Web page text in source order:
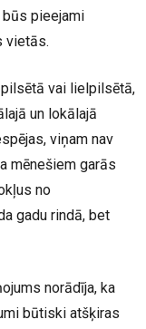
pieejami
vietās.
vai lielpilsētā,
un lokālajā
viņam nav
mēnešiem garās
no
gadu rindā, bet
norādīja, ka
būtiski atšķiras